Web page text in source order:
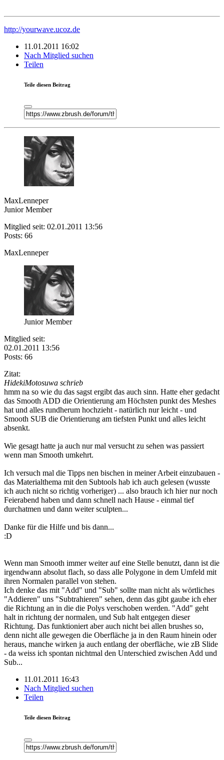
http://yourwave.ucoz.de
11.01.2011 16:02
Nach Mitglied suchen
Teilen
Teile diesen Beitrag
MaxLenneper
Junior Member
Mitglied seit: 02.01.2011 13:56
Posts: 66
MaxLenneper
Junior Member
Mitglied seit:
02.01.2011 13:56
Posts: 66
Zitat:
HidekiMotosuwa schrieb
hmm na so wie du das sagst ergibt das auch sinn. Hatte eher gedacht
das Smooth ADD die Orientierung am Höchsten punkt des Meshes
hat und alles rundherum hochzieht - natürlich nur leicht - und
Smooth SUB die Orientierung am tiefsten Punkt und alles leicht
absenkt.
Wie gesagt hatte ja auch nur mal versucht zu sehen was passiert
wenn man Smooth umkehrt.
Ich versuch mal die Tipps nen bischen in meiner Arbeit einzubauen -
das Materialthema mit den Subtools hab ich auch gelesen (wusste
ich auch nicht so richtig vorheriger) ... also brauch ich hier nur noch
Feierabend haben und dann schnell nach Hause - einmal tief
durchatmen und dann weiter sculpten...
Danke für die Hilfe und bis dann...
:D
Wenn man Smooth immer weiter auf eine Stelle benutzt, dann ist die
irgendwann absolut flach, so dass alle Polygone in dem Umfeld mit
ihren Normalen parallel von stehen.
Ich denke das mit "Add" und "Sub" sollte man nicht als wörtliches
"Addieren" uns "Subtrahieren" sehen, denn das gibt gaube ich eher
die Richtung an in die die Polys verschoben werden. "Add" geht
halt in richtung der normalen, und Sub halt entgegen dieser
Richtung. Das funktioniert aber auch nicht bei allen brushes so,
denn nicht alle gewegen die Oberfläche ja in den Raum hinein oder
heraus, manche wirken ja auch entlang der oberfläche, wie zB Slide
- da weiss ich spontan nichtmal den Unterschied zwischen Add und
Sub...
11.01.2011 16:43
Nach Mitglied suchen
Teilen
Teile diesen Beitrag